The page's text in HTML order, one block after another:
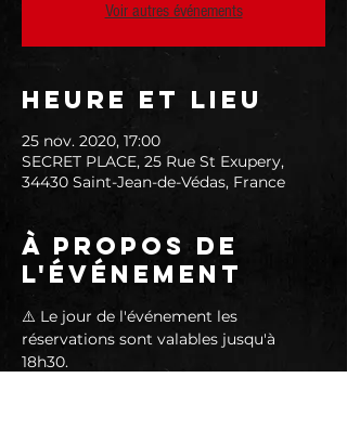
Voir autres événements
Heure et lieu
25 nov. 2020, 17:00
SECRET PLACE, 25 Rue St Exupery,
34430 Saint-Jean-de-Védas, France
À propos de
l'événement
⚠️ Le jour de l'événement les
réservations sont valables jusqu'à
18h30.